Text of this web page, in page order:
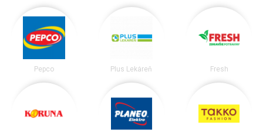
Pepco Plus Lekáreň Fresh